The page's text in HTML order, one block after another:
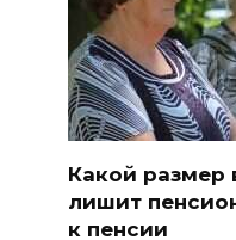
Какой размер
лишит
к пенсии